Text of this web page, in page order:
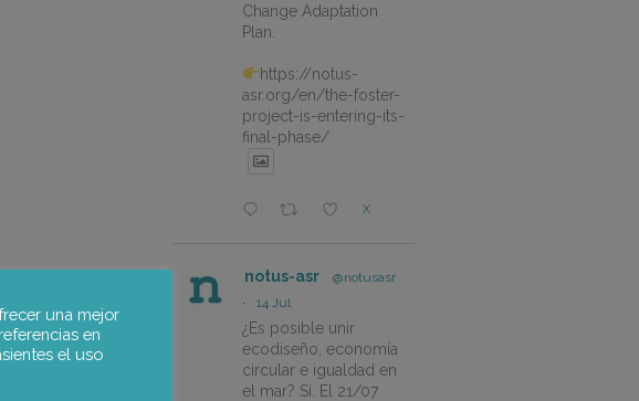
Change Adaptation
Plan.
https://notus-
asr.org/en/the-foster-
project-is-entering-its-
final-phase/
X
notus-asr
@notusasr
·
14 Jul
¿Es posible unir
ecodiseño, economía
circular e igualdad en
el mar? Sí. El 21/07
una mejor
en
el uso